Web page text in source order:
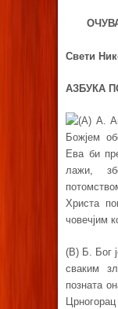
Свети
АЗБУКА
(A) А.
Божјем
Ева би
лажи,
Христа
човечјим
(B) Б. Бог
сваким
позната